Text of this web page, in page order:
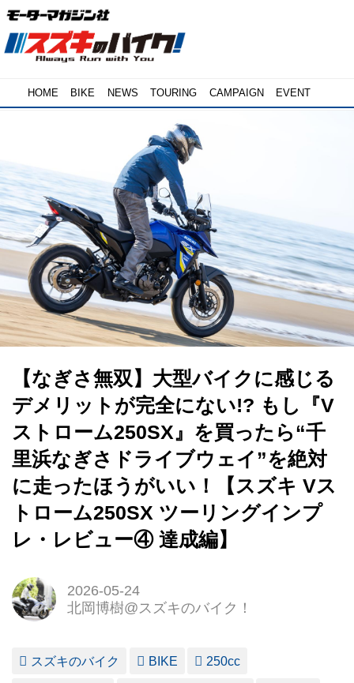
HOME BIKE NEWS TOURING CAMPAIGN EVENT
【なぎさ無双】大型バイクに感じる
デメリットが完全にない!? もし『V
ストローム250SX』を買ったら“千
里浜なぎさドライブウェイ”を絶対
に走ったほうがいい！【スズキ Vス
トローム250SX ツーリングインプ
レ・レビュー④ 達成編】
2026-05-24
北岡博樹@スズキのバイク！
スズキのバイク BIKE 250cc